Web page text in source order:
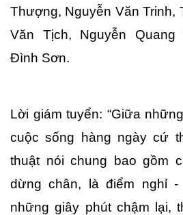
Thượng, Nguyễn Văn Trinh,
Văn Tịch, Nguyễn Quang
Đình Sơn.
Lời giám tuyển: “Giữa
cuộc sống hàng ngày cứ
thuật nói chung bao gồm
dừng chân, là điểm nghỉ
những giây phút chậm lại,